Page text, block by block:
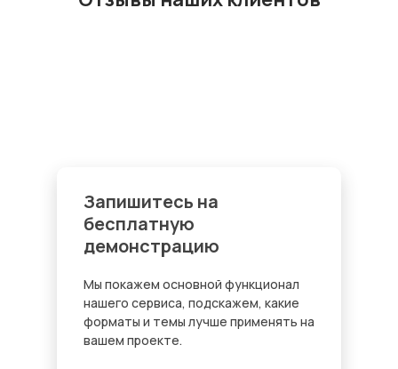
Мы покажем основной функционал
нашего сервиса, подскажем, какие
форматы и темы лучше применять на
вашем проекте.
Запишитесь на
бесплатную
демонстрацию